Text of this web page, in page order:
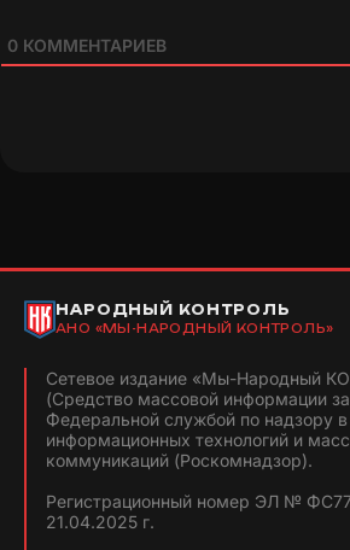
0 КОММЕНТАРИЕВ
НАРОДНЫЙ КОНТРОЛЬ
АНО «МЫ-НАРОДНЫЙ КОНТРОЛЬ»
Сетевое издание «Мы-Народный
(Средство массовой информации
Федеральной службой по надзору в
информационных технологий и
коммуникаций (Роскомнадзор).
Регистрационный номер ЭЛ №
21.04.2025 г.